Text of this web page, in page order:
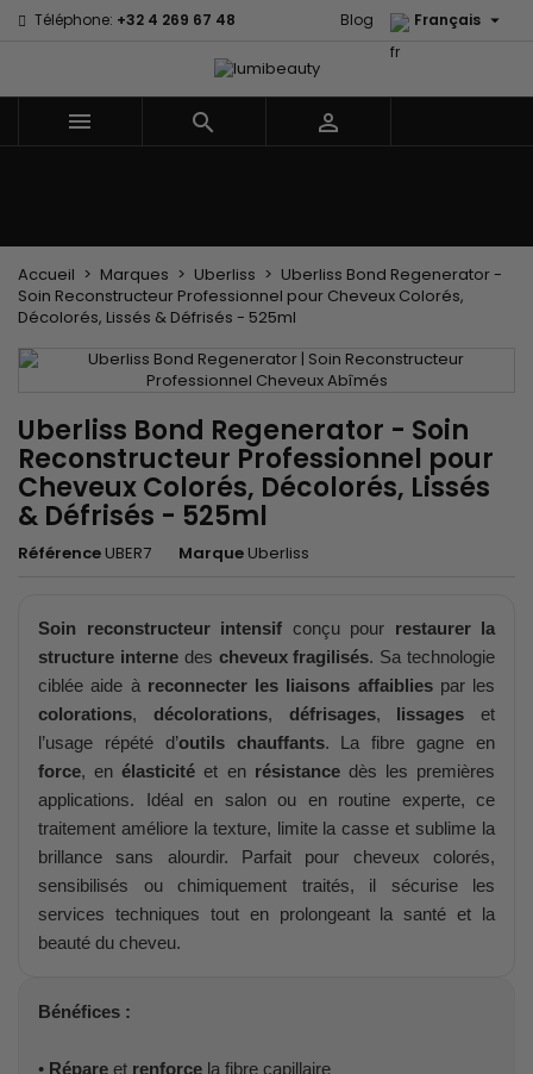
Téléphone: +32 4 269 67 48 Français 
Blog
  
Accueil Marques Uberliss
Uberliss Bond Regenerator -
Soin Reconstructeur Professionnel pour Cheveux Colorés,
Décolorés, Lissés & Défrisés - 525ml
Uberliss Bond Regenerator - Soin
Reconstructeur Professionnel pour
Cheveux Colorés, Décolorés, Lissés
& Défrisés - 525ml
Référence UBER7 Marque Uberliss
Soin reconstructeur intensif conçu pour restaurer la
structure internedes cheveux fragilisés. Sa technologie
ciblée aide à reconnecter les liaisons affaibliespar les
colorations, décolorations, défrisages, lissages et
l’usage répété d’outils chauffants. La fibre gagne en
force, enélasticité et en résistancedès les premières
applications. Idéal en salon ou en routine experte, ce
traitement améliore la texture, limite la casse et sublime la
brillance sans alourdir. Parfait pour cheveux colorés,
sensibilisés ou chimiquement traités, il sécurise les
services techniques tout en prolongeant la santé et la
beauté du cheveu.
Bénéfices :
• Répare et renforce la fibre capillaire